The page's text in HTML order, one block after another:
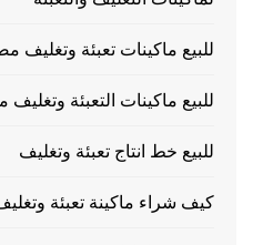
للبيع ماكينات تعبئة وتغليف
للبيع ماكينات التعبئة وتغليف
للبيع خط انتاج تعبئة وتغليف
كيف شراء ماكينة تعبئة